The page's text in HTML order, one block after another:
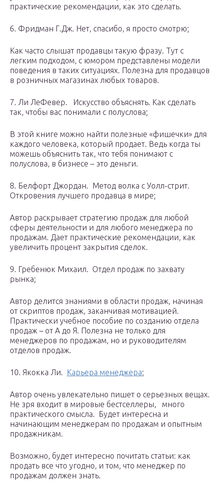
практические рекомендации, как это сделать.
6. Фридман Г.Дж. Нет, спасибо, я просто смотрю;
Как часто слышат продавцы такую фразу. Тут с
легким подходом, с юмором представлены модели
поведения в таких ситуациях. Полезна для продавцов
в розничных магазинах любых товаров.
7. Ли ЛеФевер. Искусство объяснять. Как сделать
так, чтобы вас понимали с полуслова;
В этой книге можно найти полезные «фишечки» для
каждого человека, который продает. Ведь когда ты
можешь объяснить так, что тебя понимают с
полуслова, в бизнесе – это деньги.
8. Белфорт Джордан. Метод волка с Уолл-стрит.
Откровения лучшего продавца в мире;
Автор раскрывает стратегию продаж для любой
сферы деятельности и для любого менеджера по
продажам. Дает практические рекомендации, как
увеличить процент закрытия сделок.
9. Гребенюк Михаил. Отдел продаж по захвату
рынка;
Автор делится знаниями в области продаж, начиная
от скриптов продаж, заканчивая мотивацией.
Практически учебное пособие по созданию отдела
продаж – от А до Я. Полезна не только для
менеджеров по продажам, но и руководителям
отделов продаж.
10. Якокка Ли. Карьера менеджера;
Автор очень увлекательно пишет о серьезных вещах.
Не зря входит в мировые бестселлеры, много
практического смысла. Будет интересна и
начинающим менеджерам по продажам и опытным
продажникам.
Возможно, будет интересно почитать статьи: как
продать все что угодно, и том, что менеджер по
продажам должен знать.